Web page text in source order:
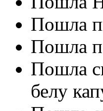
Пошла
Пошла
Пошла
белу